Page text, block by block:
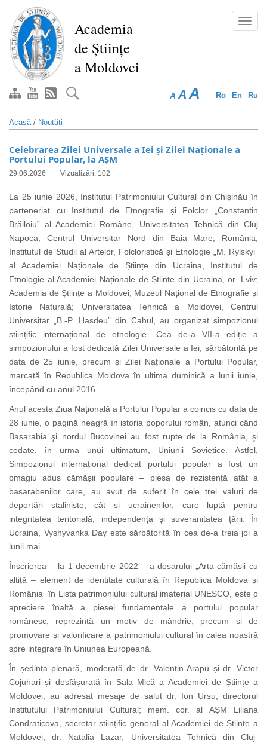
conţinutul
principal
Academia
de Științe
a Moldovei
Ro En Ru
A A A
Acasă/ Noutăți
Celebrarea Zilei Universale a Iei și Zilei Naționale a
Portului Popular, la AȘM
29.06.2026 Vizualizări: 102
La 25 iunie 2026, Institutul Patrimoniului Cultural din Chișinău în
parteneriat cu Institutul de Etnografie și Folclor „Constantin
Brăiloiu” al Academiei Române, Universitatea Tehnică din Cluj
Napoca, Centrul Universitar Nord din Baia Mare, România;
Institutul de Studii al Artelor, Folcloristică și Etnologie „M. Rylskyi”
al Academiei Naționale de Științe din Ucraina, Institutul de
Etnologie al Academiei Naționale de Științe din Ucraina, or. Lviv;
Academia de Științe a Moldovei; Muzeul Național de Etnografie și
Istorie Naturală; Universitatea Tehnică a Moldovei, Centrul
Universitar „B.-P. Hasdeu” din Cahul, au organizat simpozionul
științific internațional de etnologie. Cea de-a VII-a ediție a
simpozionului a fost dedicată Zilei Universale a Iei, sărbătorită pe
data de 25 iunie, precum și Zilei Naționale a Portului Popular,
marcată în Republica Moldova în ultima duminică a lunii iunie,
începând cu anul 2016.
Anul acesta Ziua Națională a Portului Popular a coincis cu data de
28 iunie, o pagină neagră în istoria poporului român, atunci când
Basarabia şi nordul Bucovinei au fost rupte de la România, şi
cedate, în urma unui ultimatum, Uniunii Sovietice. Astfel,
Simpozionul internațional dedicat portului popular a fost un
omagiu adus cămășii populare – piesa de rezistență atât a
basarabenilor care, au avut de suferit în cele trei valuri de
deportări staliniste, cât și ucrainenilor, care luptă pentru
integritatea teritorială, independența și suveranitatea țării. În
Ucraina, Vyshyvanka Day este sărbătorită în cea de-a treia joi a
lunii mai.
Înscrierea – la 1 decembrie 2022 – a dosarului „Arta cămășii cu
altiță – element de identitate culturală în Republica Moldova și
România” în Lista patrimoniului cultural imaterial UNESCO, este o
apreciere înaltă a piesei fundamentale a portului popular
românesc, reprezintă un motiv de mândrie, precum și de
promovare și valorificare a patrimoniului cultural în calea noastră
spre integrare în Uniunea Europeană.
În ședința plenară, moderată de dr. Valentin Arapu și dr. Victor
Cojuhari și desfășurată în Sala Mică a Academiei de Științe a
Moldovei, au adresat mesaje de salut dr. Ion Ursu, directorul
Institutului Patrimoniului Cultural; mem. cor. al AȘM Liliana
Condraticova, secretar științific general al Academiei de Științe a
Moldovei; dr. Natalia Lazar, Universitatea Tehnică din Cluj-